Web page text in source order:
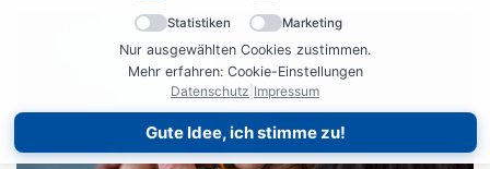
Statistiken Marketing
Nur ausgewählten Cookies zustimmen.
Mehr erfahren: Cookie-Einstellungen
Datenschutz Impressum
Gute Idee, ich stimme zu!